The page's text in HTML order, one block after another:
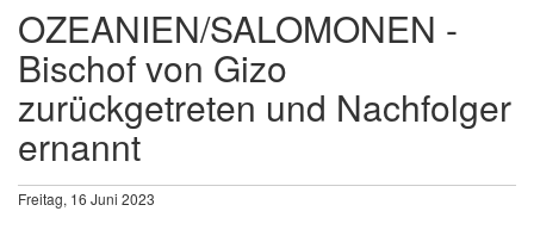
OZEANIEN/SALOMONEN -
Bischof von Gizo
zurückgetreten und Nachfolger
ernannt
Freitag, 16 Juni 2023